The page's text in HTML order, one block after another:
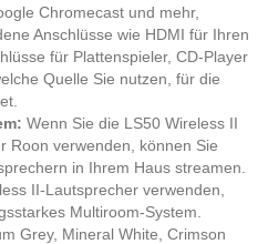
Chromecast und mehr,
Anschlüsse wie HDMI für Ihren
für Plattenspieler, CD-Player
Quelle Sie nutzen, für die
Wenn Sie die LS50 Wireless II
Roon verwenden, können Sie
in Ihrem Haus streamen.
II-Lautsprecher verwenden,
Multiroom-System.
Grey, Mineral White, Crimson